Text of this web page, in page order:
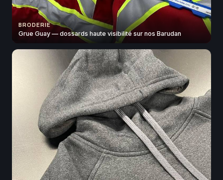
BRODERIE
Grue Guay — dossards haute visibilité sur nos Barudan